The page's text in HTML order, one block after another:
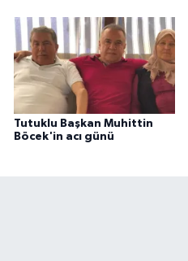
Tutuklu Başkan Muhittin
Böcek'in acı günü